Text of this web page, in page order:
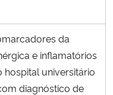
da
e inflamatórios
hospital universitário
diagnóstico de